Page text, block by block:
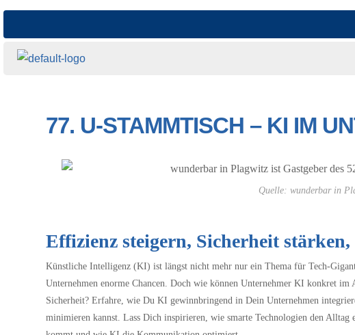
77. U-STAMMTISCH – KI IM
Quelle: wunderbar in
Effizienz steigern, Sicherheit
Künstliche Intelligenz (KI) ist längst nicht mehr nur ein Thema für Tech-
Unternehmen enorme Chancen. Doch wie können Unternehmer KI konkret
Sicherheit? Erfahre, wie Du KI gewinnbringend in Dein Unternehmen
minimieren kannst. Lass Dich inspirieren, wie smarte Technologien den